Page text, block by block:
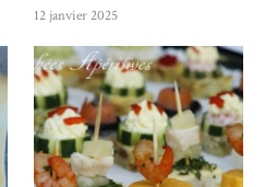
12 janvier 2025